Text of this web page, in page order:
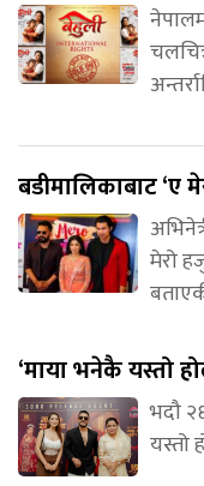
बडीमालिकाबाट
मेरो
‘माया भनेकै यस्तो
भदौ
यस्तो